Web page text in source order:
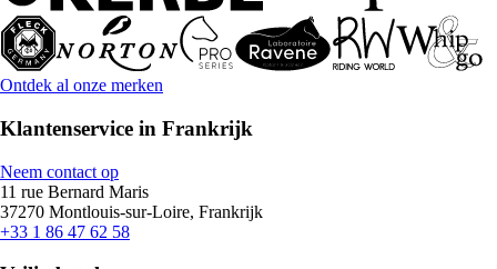
Ontdek al onze merken
Klantenservice in Frankrijk
Neem contact op
11 rue Bernard Maris
37270 Montlouis-sur-Loire, Frankrijk
+33 1 86 47 62 58